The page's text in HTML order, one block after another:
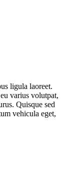
ligula laoreet.
varius volutpat,
Quisque sed
vehicula eget,